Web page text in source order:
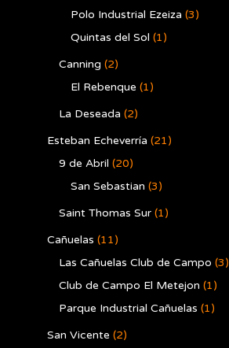
Polo Industrial Ezeiza (3)
Quintas del Sol (1)
Canning (2)
El Rebenque (1)
La Deseada (2)
Esteban Echeverría (21)
9 de Abril (20)
San Sebastian (3)
Saint Thomas Sur (1)
Cañuelas (11)
Las Cañuelas Club de Campo (3)
Club de Campo El Metejon (1)
Parque Industrial Cañuelas (1)
San Vicente (2)